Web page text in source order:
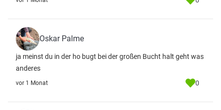
Oskar Palme
ja meinst du in der ho bugt bei der großen Bucht halt geht was
anderes
vor 1 Monat 0